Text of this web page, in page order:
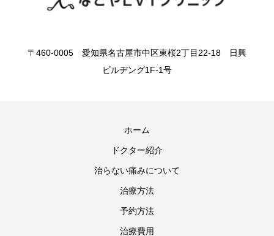
〒460-0005 愛知県名古屋市中区東桜2丁目22-18 日興
ビルヂング1F-1号
ホーム
ドクター紹介
治らない痛みについて
治療方法
予約方法
治療費用